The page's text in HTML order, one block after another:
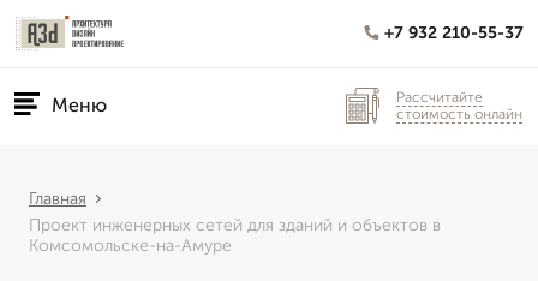
+7 932 210-55-37
Меню
Рассчитайте
стоимость онлайн
Главная
Проект инженерных сетей для зданий и объектов в
Комсомольске-на-Амуре